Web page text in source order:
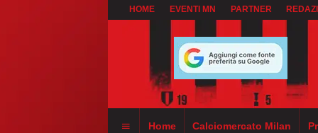
HOME EVENTI MN PARTNER
Home Calciomercato Milan